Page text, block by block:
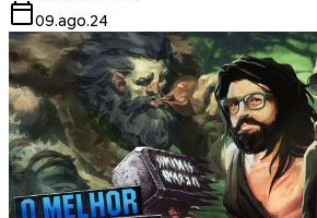
09.ago.24